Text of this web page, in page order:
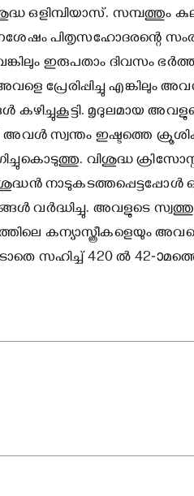
ഒളിമ്പിയാസ്. സമ്പത്തും
പിതൃസഹോദരന്റെ
ഇരുപതാം ദിവസം
എങ്കിലും അവള്‍
കഴിച്ചുകൂട്ടി. മൃദുലമായ
അവള്‍ സ്വന്തം ഇഷ്ടത്തെ
വിശുദ്ധ
നാടുകടത്തപ്പെട്ടപ്പോള്‍
വര്‍ദ്ധിച്ചു. അവളുടെ
കന്യാസ്ത്രീകളെയും
സഹിച്ച് 420 ല്‍ 42-